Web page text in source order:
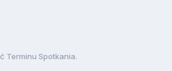
Terminu Spotkania.